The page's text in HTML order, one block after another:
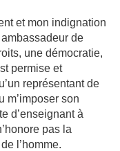
et mon indignation
de
une démocratie,
permise et
représentant de
m’imposer son
d’enseignant à
pas la
l’homme.